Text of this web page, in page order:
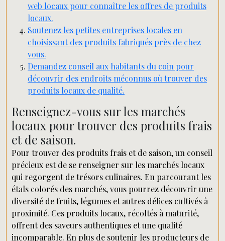
web locaux pour connaître les offres de produits
locaux.
Soutenez les petites entreprises locales en
choisissant des produits fabriqués près de chez
vous.
Demandez conseil aux habitants du coin pour
découvrir des endroits méconnus où trouver des
produits locaux de qualité.
Renseignez-vous sur les marchés
locaux pour trouver des produits frais
et de saison.
Pour trouver des produits frais et de saison, un conseil
précieux est de se renseigner sur les marchés locaux
qui regorgent de trésors culinaires. En parcourant les
étals colorés des marchés, vous pourrez découvrir une
diversité de fruits, légumes et autres délices cultivés à
proximité. Ces produits locaux, récoltés à maturité,
offrent des saveurs authentiques et une qualité
incomparable. En plus de soutenir les producteurs de